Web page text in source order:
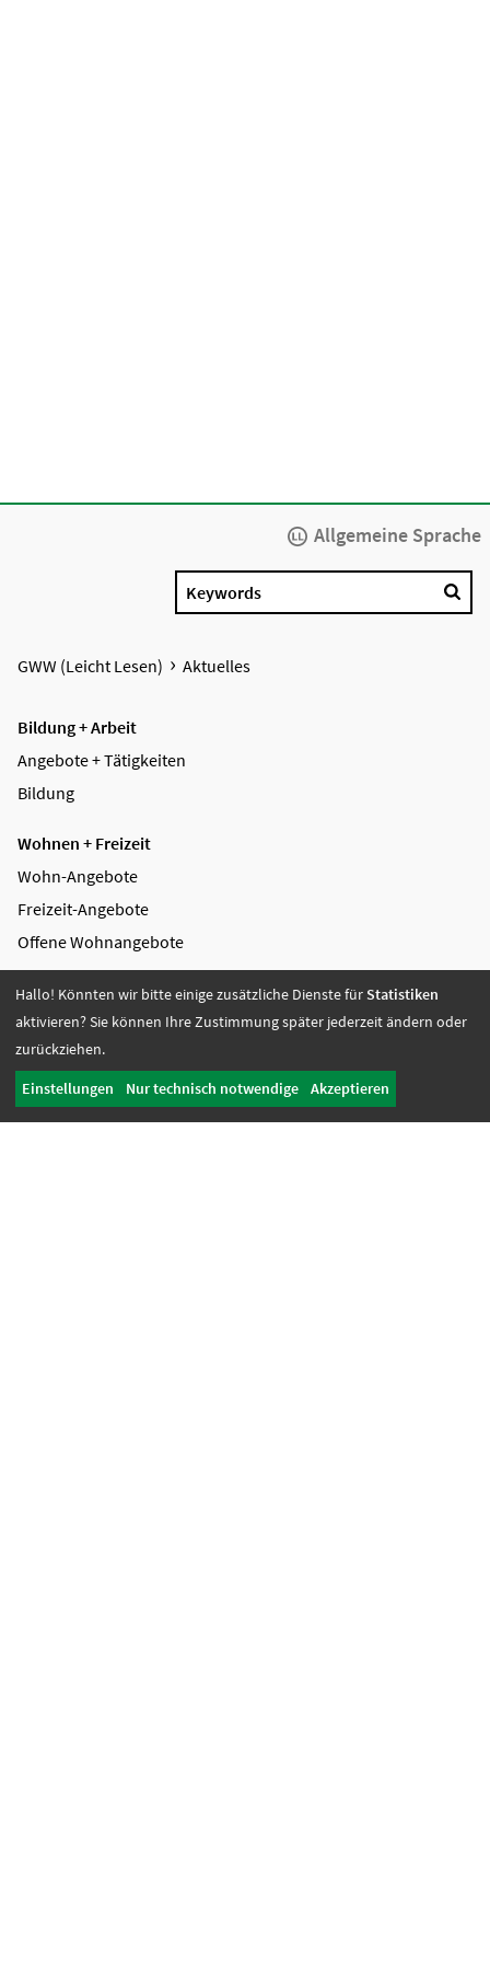
Keywords
Allgemeine Sprache
GWW (Leicht Lesen) Aktuelles
Bildung + Arbeit
Angebote + Tätigkeiten
Bildung
Wohnen + Freizeit
Wohn-Angebote
Freizeit-Angebote
Offene Wohnangebote
Fördern + Betreuen
Angebote
Werkstatt Transfer
Ansprechpartnerinnen
Hallo! Könnten wir bitte einige zusätzliche Dienste für Statistiken
aktivieren? Sie können Ihre Zustimmung später jederzeit ändern oder
zurückziehen.
Einstellungen Nur technisch notwendige Akzeptieren